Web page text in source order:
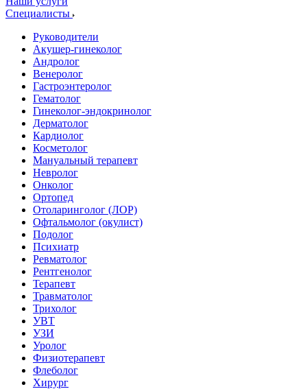
Специалисты
Руководители
Акушер-гинеколог
Андролог
Венеролог
Гастроэнтеролог
Гематолог
Гинеколог-эндокринолог
Дерматолог
Кардиолог
Косметолог
Мануальный терапевт
Невролог
Онколог
Ортопед
Отоларинголог (ЛОР)
Офтальмолог (окулист)
Подолог
Психиатр
Ревматолог
Рентгенолог
Терапевт
Травматолог
Трихолог
УВТ
УЗИ
Уролог
Физиотерапевт
Флеболог
Хирург